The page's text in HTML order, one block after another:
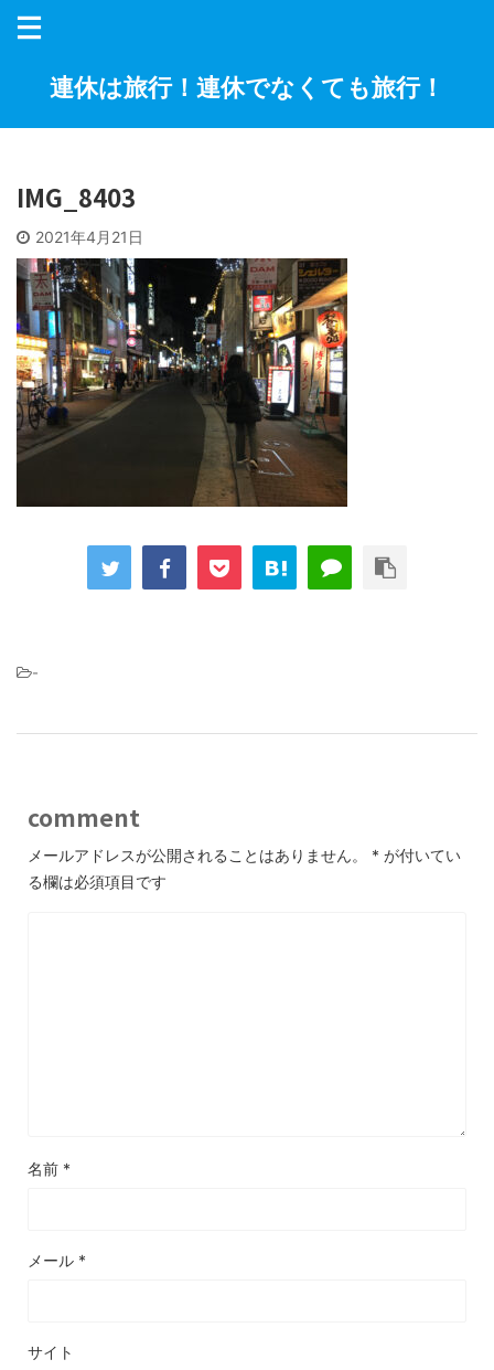
連休は旅行！連休でなくても旅行！
IMG_8403
2021年4月21日
-
comment
メールアドレスが公開されることはありません。 * が付いてい
る欄は必須項目です
名前 *
メール *
サイト